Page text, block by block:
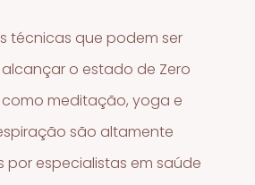
técnicas que podem ser
o estado de Zero
como meditação, yoga e
são altamente
especialistas em saúde